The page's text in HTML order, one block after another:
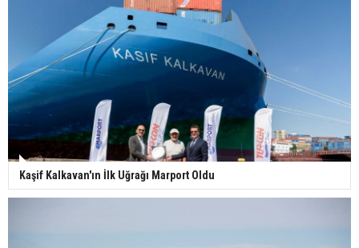
Kaşif Kalkavan'ın İlk Uğrağı Marport Oldu